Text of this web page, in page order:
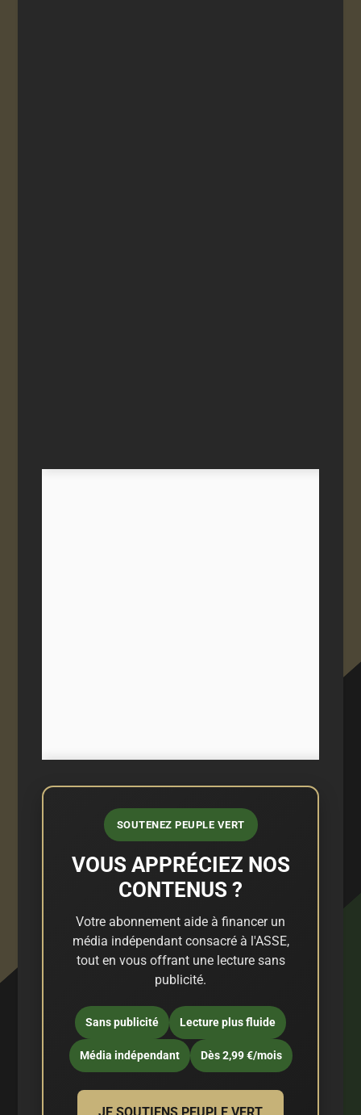
SOUTENEZ PEUPLE VERT
VOUS APPRÉCIEZ NOS
CONTENUS ?
Votre abonnement aide à financer un
média indépendant consacré à l'ASSE,
tout en vous offrant une lecture sans
publicité.
Sans publicité Lecture plus fluide
Média indépendant Dès 2,99 €/mois